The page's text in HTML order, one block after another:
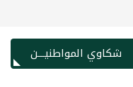
شكاوي المواطنيـــن